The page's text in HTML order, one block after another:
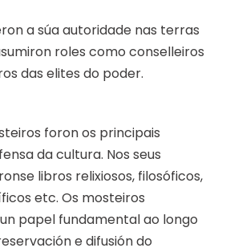
a súa autoridade nas terras
roles como conselleiros
das elites do poder.
foron os principais
da cultura. Nos seus
libros relixiosos, filosóficos,
etc. Os mosteiros
papel fundamental ao longo
e difusión do